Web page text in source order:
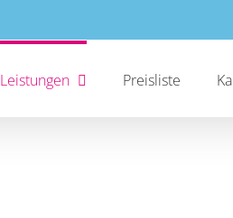
Leistungen Preisliste